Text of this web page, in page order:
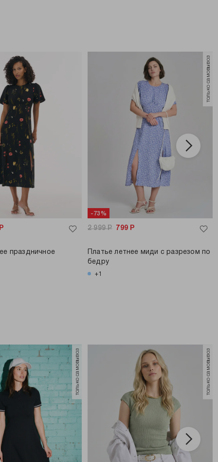
Р
праздничное
-73%
только самовывоз
2 999Р 799 Р
Платье летнее миди с разрезом по
бедру
+1
только самовывоз только самовывоз